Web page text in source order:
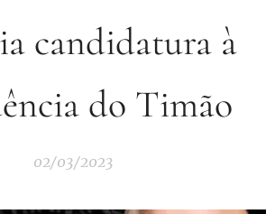
candidatura à
do Timão
02/03/2023